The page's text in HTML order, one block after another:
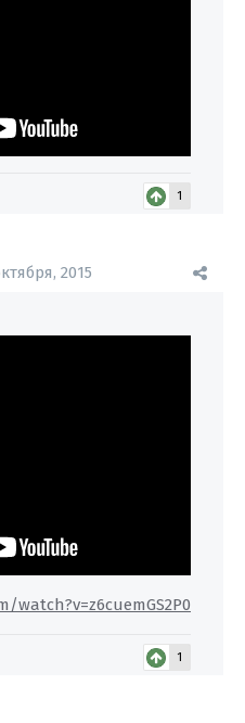
1
2015
1